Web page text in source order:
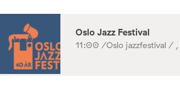
Oslo Jazz Festival
11:00 /Oslo jazzfestival / ,